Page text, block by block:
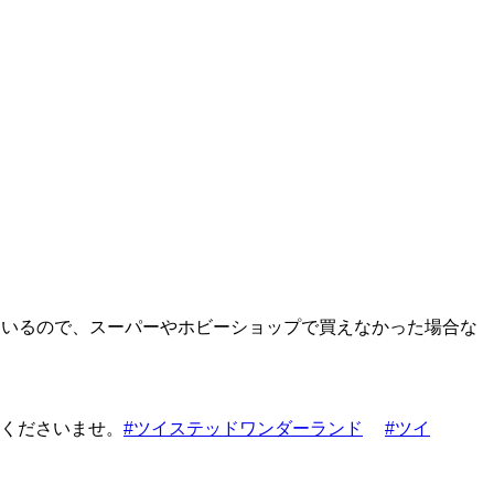
るので、スーパーやホビーショップで買えなかった場合な
ださいませ。 #ツイステッドワンダーランド
#ツイ